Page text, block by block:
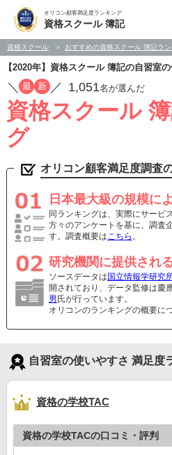
オリコン顧客満足度ランキング
資格スクール 簿記
資格スクール おすすめの資格スクール 簿記ラ
【2020年】資格スクール 簿記の自習室
／ 最 新 ／ 1,051名が選んだ
資格スクール
グ
オリコン顧客満足度調査
日本最大級の規模に
同ランキングは、実際にサービ
方々のアンケートを基に、調査
す。調査概要はこちら 。
研究機関に提供され
ソースデータは 国立情報学研究
開されており、データ監修は慶
男 氏が行っています。
オリコンのランキングの概要に
自習室の使いやすさ 満足度
資格の学校TAC
資格の学校TACの口コミ・評判